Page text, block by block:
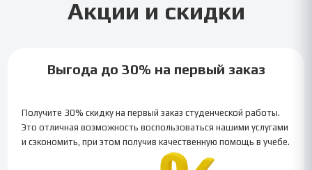
Акции и скидки
Выгода до 30% на первый заказ
Получите 30% скидку на первый заказ студенческой работы.
Это отличная возможность воспользоваться нашими услугами
и сэкономить, при этом получив качественную помощь в учебе.